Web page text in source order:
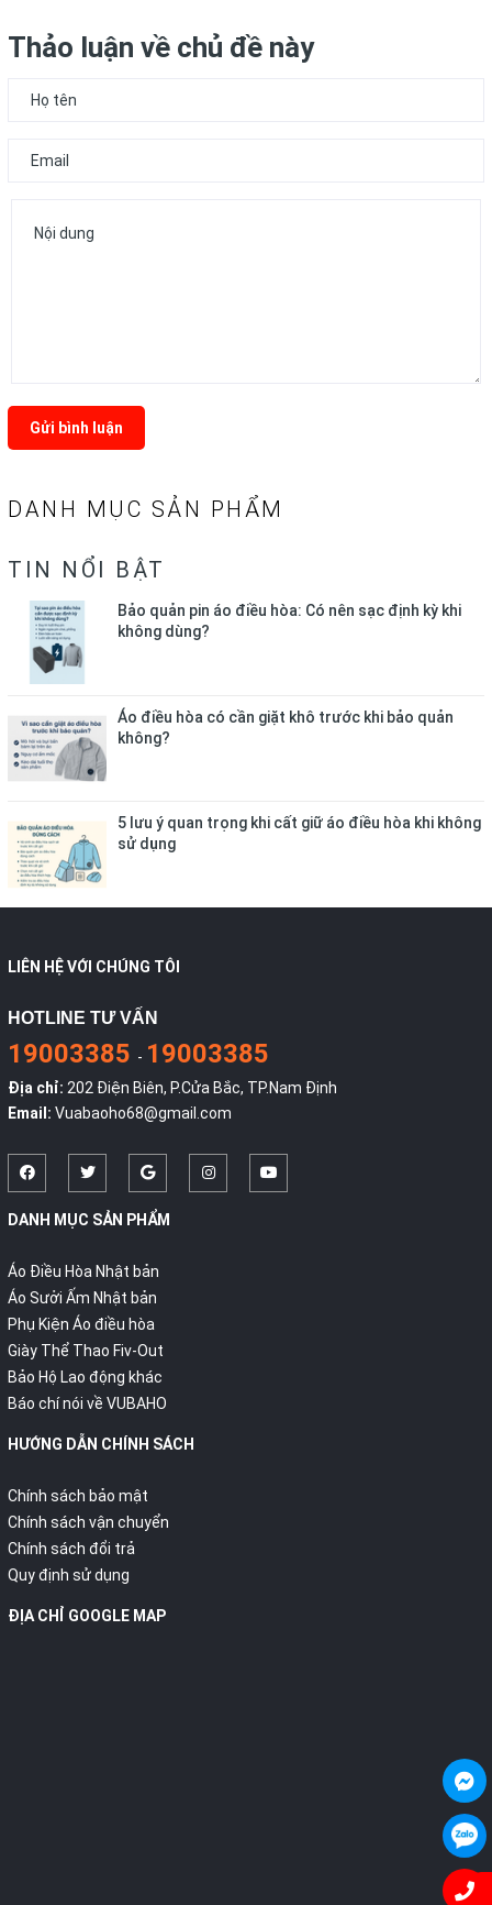
DANH MỤC SẢN PHẨM
TIN NỔI BẬT
Bảo quản pin áo điều hòa: Có nên sạc định kỳ khi
không dùng?
Áo điều hòa có cần giặt khô trước khi bảo quản
không?
5 lưu ý quan trọng khi cất giữ áo điều hòa khi không
sử dụng
Thảo luận về chủ đề này
Gửi bình luận
LIÊN HỆ VỚI CHÚNG TÔI
HOTLINE TƯ VẤN
19003385 - 19003385
Địa chỉ: 202 Điện Biên, P.Cửa Bắc, TP.Nam Định
Email: Vuabaoho68@gmail.com
DANH MỤC SẢN PHẨM
Áo Điều Hòa Nhật bản
Áo Sưởi Ấm Nhật bản
Phụ Kiện Áo điều hòa
Giày Thể Thao Fiv-Out
Bảo Hộ Lao động khác
Báo chí nói về VUBAHO
HƯỚNG DẪN CHÍNH SÁCH
Chính sách bảo mật
Chính sách vận chuyển
Chính sách đổi trả
Quy định sử dụng
ĐỊA CHỈ GOOGLE MAP